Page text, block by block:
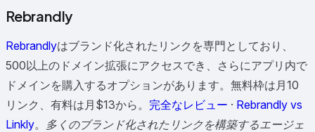
Rebrandly
Rebrandlyはブランド化されたリンクを専門としており、
500以上のドメイン拡張にアクセスでき、さらにアプリ内で
ドメインを購入するオプションがあります。無料枠は月10
リンク、有料は月$13から。 完全なレビュー · Rebrandly vs
Linkly。 多くのブランド化されたリンクを構築するエージェ